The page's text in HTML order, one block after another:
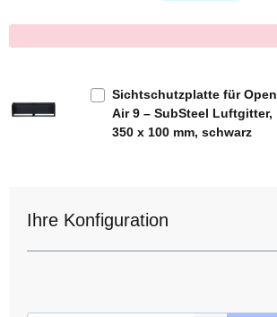
Sichtschutzplatte für Open
Air 9 – SubSteel Luftgitter,
350 x 100 mm, schwarz
Ihre Konfiguration